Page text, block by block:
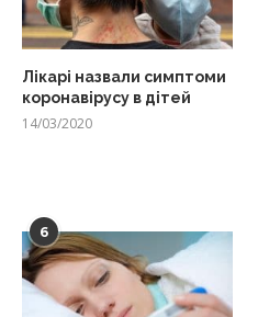
Лікарі назвали симптоми
коронавірусу в дітей
14/03/2020
6